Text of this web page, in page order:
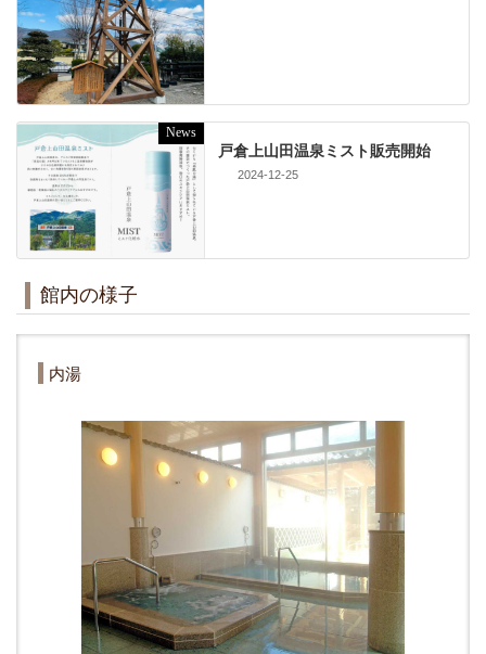
News
戸倉上山田温泉ミスト販売開始
2024-12-25
館内の様子
内湯